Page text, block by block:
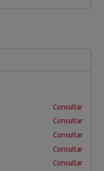
Consultar
Consultar
Consultar
Consultar
Consultar